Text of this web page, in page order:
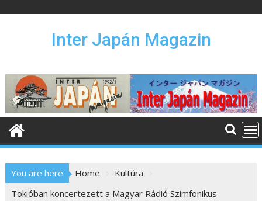
n
e
Inter Japán Magazin
You are here Home
Kultúra
Tokióban koncertezett a Magyar Rádió Szimfonikus